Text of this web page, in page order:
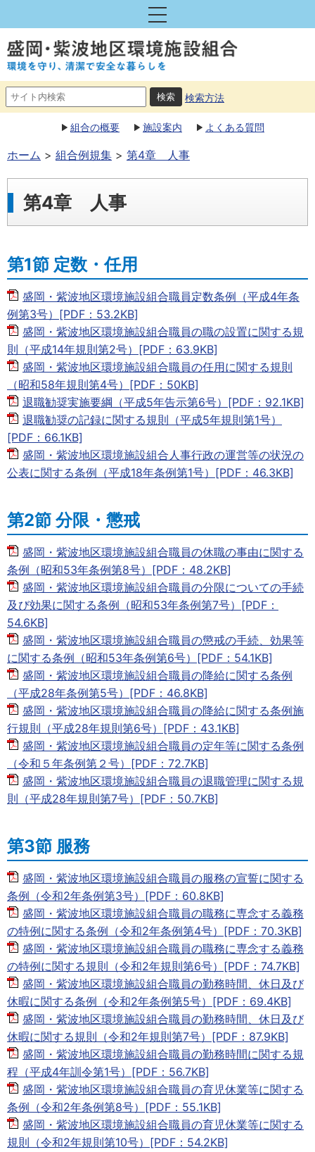
検索方法
組合の概要 施設案内 よくある質問
ホーム 組合例規集 第4章 人事
第4章 人事
第1節 定数・任用
盛岡・紫波地区環境施設組合職員定数条例（平成4年条
例第3号）[PDF：53.2KB]
盛岡・紫波地区環境施設組合職員の職の設置に関する規
則（平成14年規則第2号）[PDF：63.9KB]
盛岡・紫波地区環境施設組合職員の任用に関する規則
（昭和58年規則第4号）[PDF：50KB]
退職勧奨実施要綱（平成5年告示第6号）[PDF：92.1KB]
退職勧奨の記録に関する規則（平成5年規則第1号）
[PDF：66.1KB]
盛岡・紫波地区環境施設組合人事行政の運営等の状況の
公表に関する条例（平成18年条例第1号）[PDF：46.3KB]
第2節 分限・懲戒
盛岡・紫波地区環境施設組合職員の休職の事由に関する
条例（昭和53年条例第8号）[PDF：48.2KB]
盛岡・紫波地区環境施設組合職員の分限についての手続
及び効果に関する条例（昭和53年条例第7号）[PDF：
54.6KB]
盛岡・紫波地区環境施設組合職員の懲戒の手続、効果等
に関する条例（昭和53年条例第6号）[PDF：54.1KB]
盛岡・紫波地区環境施設組合職員の降給に関する条例
（平成28年条例第5号）[PDF：46.8KB]
盛岡・紫波地区環境施設組合職員の降給に関する条例施
行規則（平成28年規則第6号）[PDF：43.1KB]
盛岡・紫波地区環境施設組合職員の定年等に関する条例
（令和５年条例第２号）[PDF：72.7KB]
盛岡・紫波地区環境施設組合職員の退職管理に関する規
則（平成28年規則第7号）[PDF：50.7KB]
第3節 服務
盛岡・紫波地区環境施設組合職員の服務の宣誓に関する
条例（令和2年条例第3号）[PDF：60.8KB]
盛岡・紫波地区環境施設組合職員の職務に専念する義務
の特例に関する条例（令和2年条例第4号）[PDF：70.3KB]
盛岡・紫波地区環境施設組合職員の職務に専念する義務
の特例に関する規則（令和2年規則第6号）[PDF：74.7KB]
盛岡・紫波地区環境施設組合職員の勤務時間、休日及び
休暇に関する条例（令和2年条例第5号）[PDF：69.4KB]
盛岡・紫波地区環境施設組合職員の勤務時間、休日及び
休暇に関する規則（令和2年規則第7号）[PDF：87.9KB]
盛岡・紫波地区環境施設組合職員の勤務時間に関する規
程（平成4年訓令第1号）[PDF：56.7KB]
盛岡・紫波地区環境施設組合職員の育児休業等に関する
条例（令和2年条例第8号）[PDF：55.1KB]
盛岡・紫波地区環境施設組合職員の育児休業等に関する
規則（令和2年規則第10号）[PDF：54.2KB]